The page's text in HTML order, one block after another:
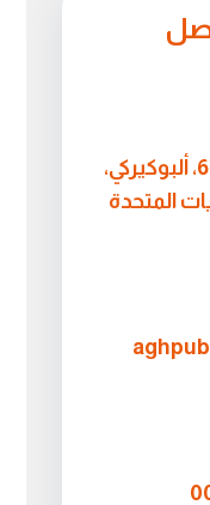
شارع ماونتن، الشقة 6768، ألبوكيركي،